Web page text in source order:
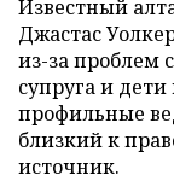
Известный
Джастас
из-за проблем
супруга и
профильные
близкий к
источник.